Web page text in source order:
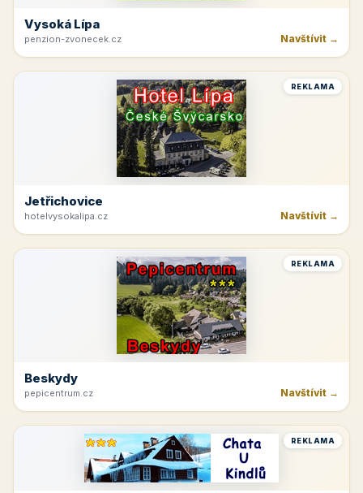
Vysoká Lípa
penzion-zvonecek.cz Navštívit →
REKLAMA
Jetřichovice
hotelvysokalipa.cz Navštívit →
REKLAMA
Beskydy
pepicentrum.cz Navštívit →
REKLAMA